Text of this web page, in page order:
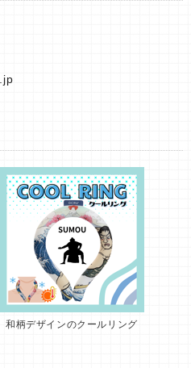
和柄デザインのクールリング